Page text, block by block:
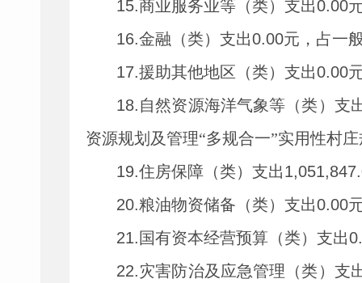
15.商业服务业等（类）支出0.00
16.金融（类）支出0.00元，占一
17.援助其他地区（类）支出0.00
18.自然资源海洋气象等（类）支
资源规划及管理“多规合一”实用性村
19.住房保障（类）支出
20.粮油物资储备（类）支出0.00
21. 国有资本经营预算（类）支出
22.灾害防治及应急管理（类）支